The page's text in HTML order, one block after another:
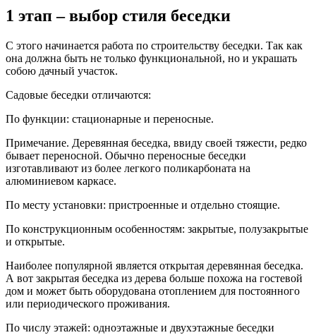
1 этап – выбор стиля беседки
С этого начинается работа по строительству беседки. Так как
она должна быть не только функциональной, но и украшать
собою дачный участок.
Садовые беседки отличаются:
По функции: стационарные и переносные.
Примечание. Деревянная беседка, ввиду своей тяжести, редко
бывает переносной. Обычно переносные беседки
изготавливают из более легкого поликарбоната на
алюминиевом каркасе.
По месту установки: пристроенные и отдельно стоящие.
По конструкционным особенностям: закрытые, полузакрытые
и открытые.
Наиболее популярной является открытая деревянная беседка.
А вот закрытая беседка из дерева больше похожа на гостевой
дом и может быть оборудована отоплением для постоянного
или периодического проживания.
По числу этажей: одноэтажные и двухэтажные беседки